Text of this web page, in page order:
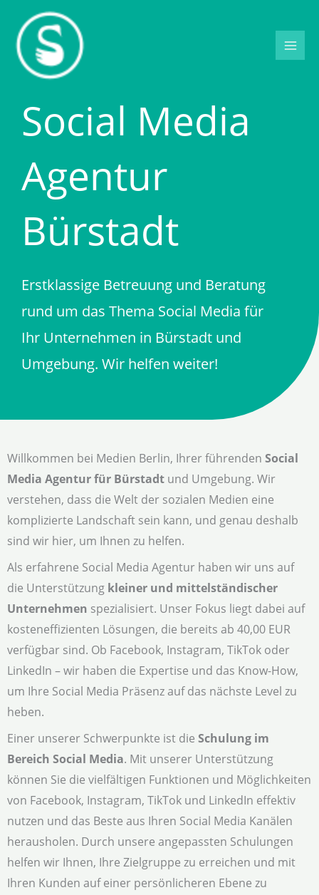
Inhalt
springen
Social Media
Agentur
Bürstadt
Erstklassige Betreuung und Beratung
rund um das Thema Social Media für
Ihr Unternehmen in Bürstadt und
Umgebung. Wir helfen weiter!
Willkommen bei Medien Berlin, Ihrer führenden Social
Media Agentur für Bürstadt und Umgebung. Wir
verstehen, dass die Welt der sozialen Medien eine
komplizierte Landschaft sein kann, und genau deshalb
sind wir hier, um Ihnen zu helfen.
Als erfahrene Social Media Agentur haben wir uns auf
die Unterstützung kleiner und mittelständischer
Unternehmen spezialisiert. Unser Fokus liegt dabei auf
kosteneffizienten Lösungen, die bereits ab 40,00 EUR
verfügbar sind. Ob Facebook, Instagram, TikTok oder
LinkedIn – wir haben die Expertise und das Know-How,
um Ihre Social Media Präsenz auf das nächste Level zu
heben.
Einer unserer Schwerpunkte ist die Schulung im
Bereich Social Media. Mit unserer Unterstützung
können Sie die vielfältigen Funktionen und Möglichkeiten
von Facebook, Instagram, TikTok und LinkedIn effektiv
nutzen und das Beste aus Ihren Social Media Kanälen
herausholen. Durch unsere angepassten Schulungen
helfen wir Ihnen, Ihre Zielgruppe zu erreichen und mit
Ihren Kunden auf einer persönlicheren Ebene zu